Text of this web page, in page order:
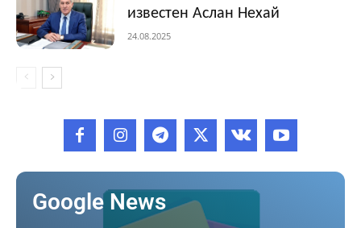
известен Аслан Нехай
24.08.2025
Google News